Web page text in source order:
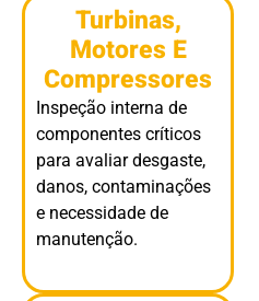
Turbinas,
Motores E
Compressores
Inspeção interna de
componentes críticos
para avaliar desgaste,
danos, contaminações
e necessidade de
manutenção.